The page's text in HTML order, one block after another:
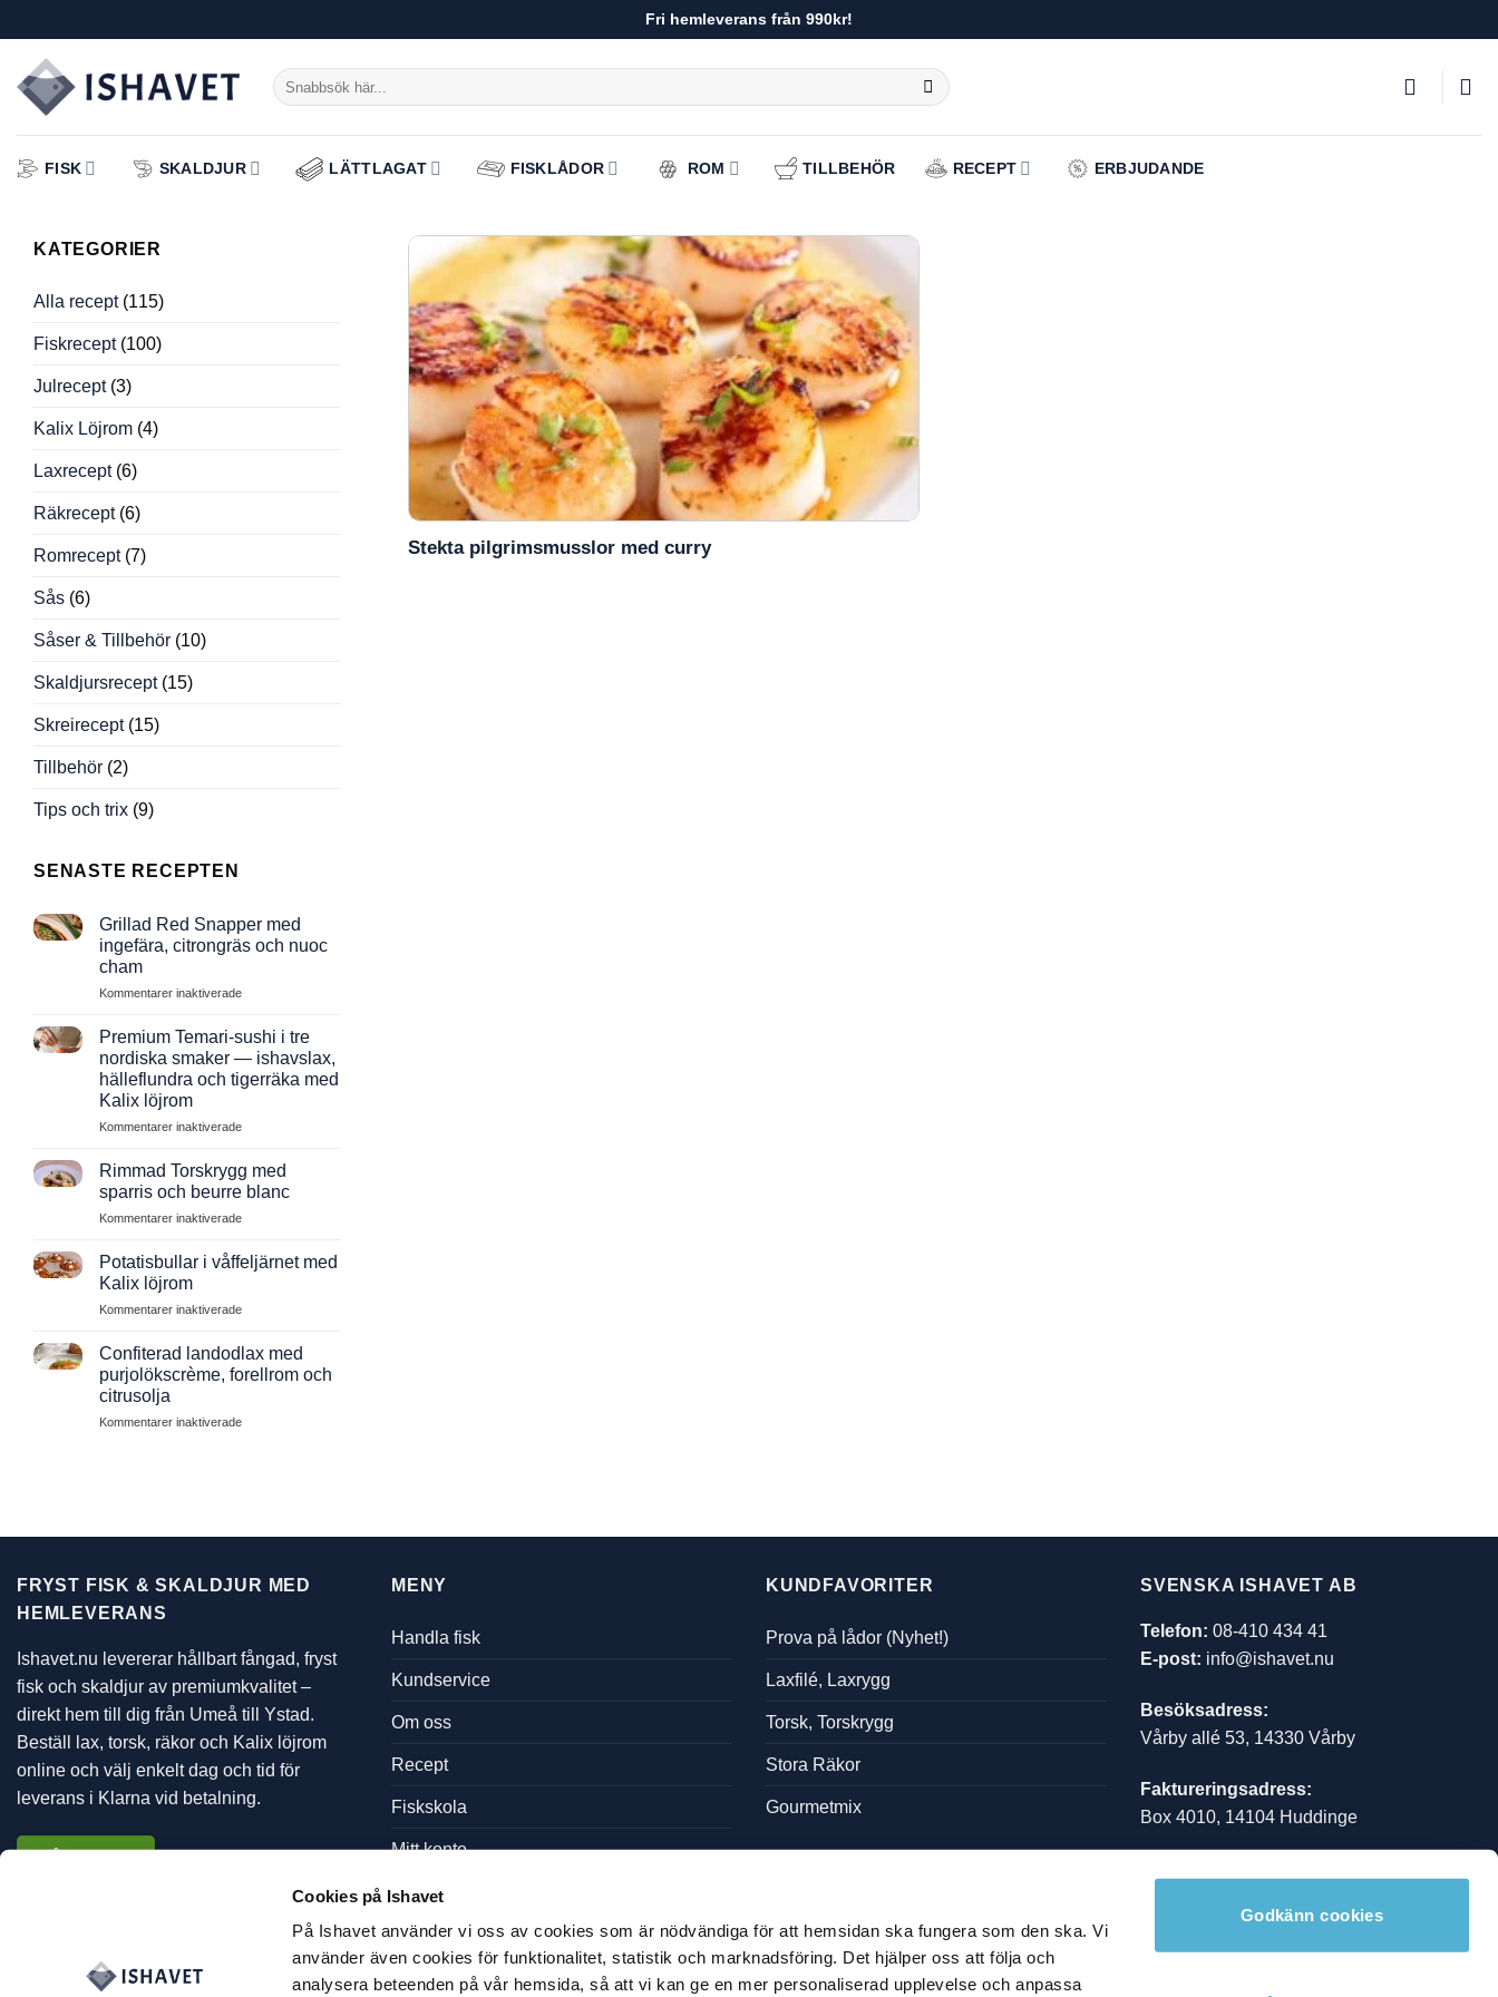
Cookies på Ishavet
På Ishavet använder vi oss av cookies som är nödvändiga för att hemsidan ska fungera som den ska. Vi
använder även cookies för funktionalitet, statistik och marknadsföring. Det hjälper oss att följa och
analysera beteenden på vår hemsida, så att vi kan ge en mer personaliserad upplevelse och anpassa
Godkänn cookies
to
content
Fri hemleverans från 990kr!
Sök
efter:
FISK SKALDJUR LÄTTLAGAT FISKLÅDOR ROM TILLBEHÖR RECEPT ERBJUDANDE
KATEGORIER
Alla recept(115)
Fiskrecept(100)
Julrecept(3)
Kalix Löjrom (4)
Laxrecept(6)
Räkrecept(6)
Romrecept(7)
Sås (6)
Såser & Tillbehör (10)
Skaldjursrecept(15)
Skreirecept(15)
Tillbehör (2)
Tips och trix (9)
SENASTE RECEPTEN
Grillad Red Snapper med
ingefära, citrongräs och nuoc
cham
Kommentarer inaktiveradeför
Snapper
med
ingefära,
och
Premium Temari-sushi i tre
nordiska smaker — ishavslax,
hälleflundra och tigerräka med
Kalix löjrom
Kommentarer inaktiveradeför
sushi
tre
smaker
hälleflundra
tigerräka
med
Rimmad Torskrygg med
sparris och beurre blanc
Kommentarer inaktiveradeför
Torskrygg
med
och
blanc
Potatisbullar i våffeljärnet med
Kalix löjrom
Kommentarer inaktiveradeför
i
våffeljärnet
med
löjrom
Confiterad landodlax med
purjolökscrème, forellrom och
citrusolja
Kommentarer inaktiveradeför
och
Stekta pilgrimsmusslor med curry
FRYST FISK & SKALDJUR MED
HEMLEVERANS
Ishavet.nu levererar hållbart fångad, fryst
fisk och skaldjur av premiumkvalitet –
direkt hem till dig från Umeå till Ystad.
Beställ lax, torsk, räkor och Kalix löjrom
online och välj enkelt dag och tid för
leverans i Klarna vid betalning.
MENY
Handla fisk
Kundservice
Om oss
Recept
Fiskskola
Mitt konto
KUNDFAVORITER
Prova på lådor (Nyhet!)
Laxfilé, Laxrygg
Torsk, Torskrygg
Stora Räkor
Gourmetmix
SVENSKA ISHAVET AB
Telefon: 08-410 434 41
E-post: info@ishavet.nu
Besöksadress:
Vårby allé 53, 14330 Vårby
Faktureringsadress:
Box 4010, 14104 Huddinge
123 345 65 97